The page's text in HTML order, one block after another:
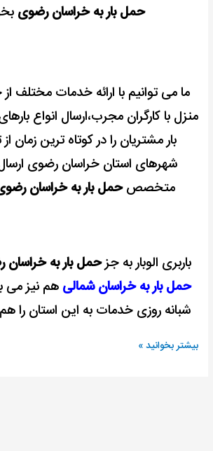
حمل بار به خراسان رضوی
ما می توانیم با ارائه خدمات مختلف
منزل با کارگران مجرب،ارسال انواع
بار مشتریان را در کوتاه ترین زمان
شهرهای استان خراسان رضوی
متخصصحمل بار به خراسان
باربری الوبار به جزحمل بار به
حمل بار به خراسان شمالی هم نیز می
شبانه روزی خدمات به این استان را
بیشتر بخوانید »